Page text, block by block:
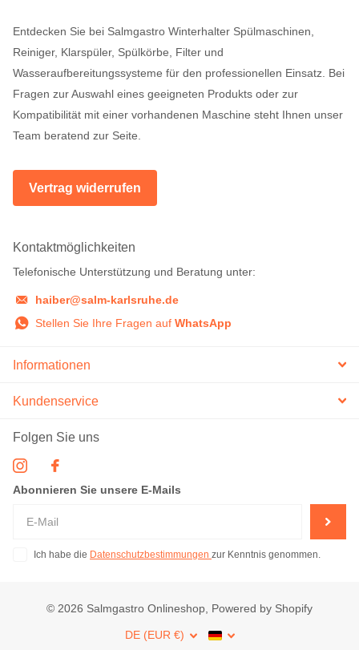
Entdecken Sie bei Salmgastro Winterhalter Spülmaschinen,
Reiniger, Klarspüler, Spülkörbe, Filter und
Wasseraufbereitungssysteme für den professionellen Einsatz. Bei
Fragen zur Auswahl eines geeigneten Produkts oder zur
Kompatibilität mit einer vorhandenen Maschine steht Ihnen unser
Team beratend zur Seite.
Vertrag widerrufen
Kontaktmöglichkeiten
Telefonische Unterstützung und Beratung unter:
haiber@salm-karlsruhe.de
Stellen Sie Ihre Fragen auf WhatsApp
Informationen
Kundenservice
Folgen Sie uns
Abonnieren Sie unsere E-Mails
Ich habe die Datenschutzbestimmungen zur Kenntnis genommen.
© 2026 Salmgastro Onlineshop, Powered by Shopify
DE (EUR €)